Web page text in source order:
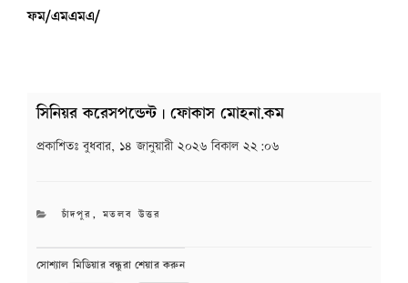
ফম/এমএমএ/
সিনিয়র করেসপন্ডেন্ট | ফোকাস মোহনা.কম
প্রকাশিতঃবুধবার, ১৪ জানুয়ারী ২০২৬ বিকাল ২২:০৬
CATEGORIES
চাঁদপুর ,মতলব উত্তর
সোশ্যাল মিডিয়ার বন্ধুরা শেয়ার করুন